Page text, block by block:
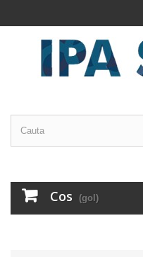
Cos (gol)